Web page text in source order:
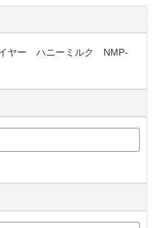
イヤー ハニーミルク NMP-